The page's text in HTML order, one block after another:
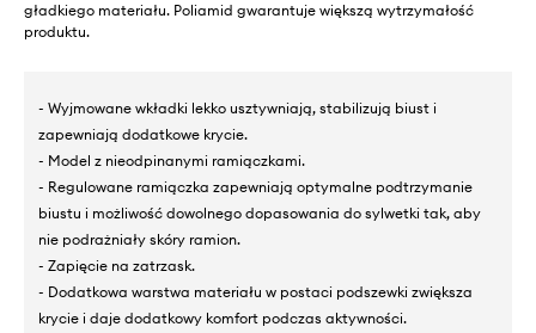
gładkiego materiału. Poliamid gwarantuje większą wytrzymałość
produktu.
- Wyjmowane wkładki lekko usztywniają, stabilizują biust i
zapewniają dodatkowe krycie.
- Model z nieodpinanymi ramiączkami.
- Regulowane ramiączka zapewniają optymalne podtrzymanie
biustu i możliwość dowolnego dopasowania do sylwetki tak, aby
nie podrażniały skóry ramion.
- Zapięcie na zatrzask.
- Dodatkowa warstwa materiału w postaci podszewki zwiększa
krycie i daje dodatkowy komfort podczas aktywności.